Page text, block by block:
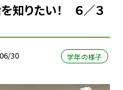
知りたい！ ６／３
30 学年の様子